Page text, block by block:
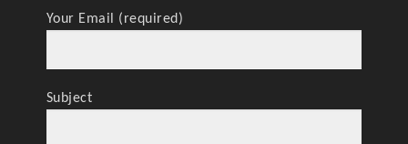
Your Email (required)
Subject